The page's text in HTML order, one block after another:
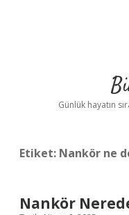
Günlük hayatın
Etiket: Nankör ne
Nankör